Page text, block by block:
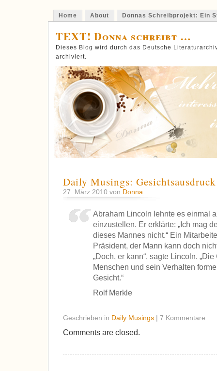
Home About Donnas Schreibprojekt: Ein
TEXT! Donna schreibt …
Dieses Blog wird durch das Deutsche
archiviert.
Daily Musings: Gesichtsausdruck
27. März 2010 von Donna
Abraham Lincoln lehnte es einmal
einzustellen. Er erklärte: „Ich mag
dieses Mannes nicht.“ Ein
Präsident, der Mann kann doch
„Doch, er kann“, sagte Lincoln.
Menschen und sein Verhalten
Gesicht.“
Rolf Merkle
Geschrieben in Daily Musings | 7 Kommentare
Comments are closed.